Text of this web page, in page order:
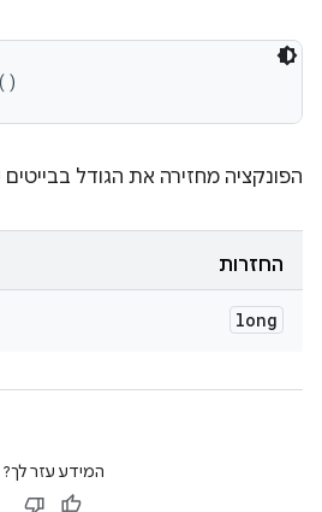
הפונקציה מחזירה את הגודל
החזרות
long
המידע עזר לך?